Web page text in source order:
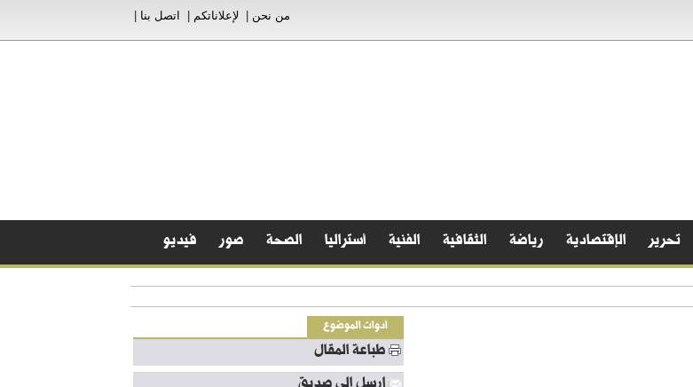
من نحن لإعلاناتكم اتصل بنا
تحرير الإقتصادية رياضة الثقافية الفنية أستراليا الصحة صور فيديو
أدوات الموضوع
طباعة المقال